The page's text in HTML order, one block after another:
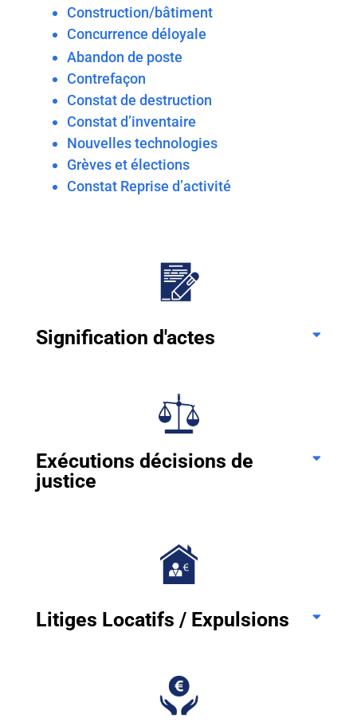
Construction/bâtiment
Concurrence déloyale
Abandon de poste
Contrefaçon
Constat de destruction
Constat d’inventaire
Nouvelles technologies
Grèves et élections
Constat Reprise d’activité
Signification d'actes
Exécutions décisions de
justice
Litiges Locatifs / Expulsions